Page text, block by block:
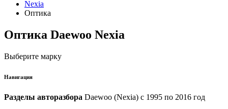
Nexia
Оптика
Оптика Daewoo Nexia
Выберите марку
Навигация
Разделы авторазбора Daewoo (Nexia) с 1995 по 2016 год